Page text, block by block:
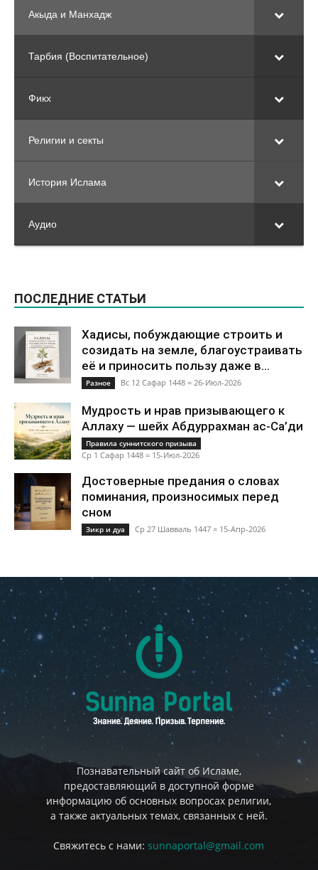
Акыда и Манхадж
Тарбия (Воспитательное)
Фикх
Религии и секты
История Ислама
Аудио
ПОСЛЕДНИЕ СТАТЬИ
Хадисы, побуждающие строить и
созидать на земле, благоустраивать
её и приносить пользу даже в...
Разное Вс 12 Сафар 1448 = 26-Июл-2026
Мудрость и нрав призывающего к
Аллаху — шейх Абдуррахман ас-Са’ди
Правила суннитского призыва
Ср 1 Сафар 1448 = 15-Июл-2026
Достоверные предания о словах
поминания, произносимых перед
сном
Зикр и дуа Ср 27 Шавваль 1447 = 15-Апр-2026
Познавательный сайт об Исламе,
предоставляющий в доступной форме
информацию об основных вопросах религии,
а также актуальных темах, связанных с ней.
Свяжитесь с нами: sunnaportal@gmail.com